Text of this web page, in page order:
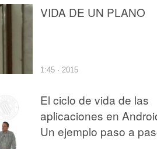
VIDA DE UN PLANO
1:45 · 2015
El ciclo de vida de las
aplicaciones en
Un ejemplo paso a